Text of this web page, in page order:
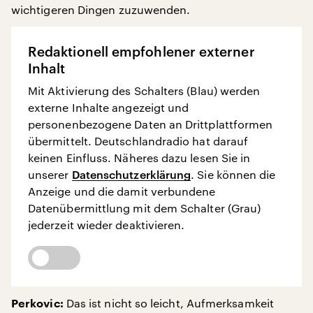
wichtigeren Dingen zuzuwenden.
Redaktionell empfohlener externer
Inhalt
Mit Aktivierung des Schalters (Blau) werden
externe Inhalte angezeigt und
personenbezogene Daten an Drittplattformen
übermittelt. Deutschlandradio hat darauf
keinen Einfluss. Näheres dazu lesen Sie in
unserer Datenschutzerklärung. Sie können die
Anzeige und die damit verbundene
Datenübermittlung mit dem Schalter (Grau)
jederzeit wieder deaktivieren.
Perkovic: Das ist nicht so leicht, Aufmerksamkeit